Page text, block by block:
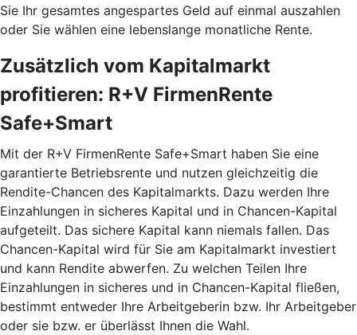
Sie Ihr gesamtes angespartes Geld auf einmal auszahlen
oder Sie wählen eine lebenslange monatliche Rente.
Zusätzlich vom Kapitalmarkt
profitieren: R+V FirmenRente
Safe+Smart
Mit der R+V FirmenRente Safe+Smart haben Sie eine
garantierte Betriebsrente und nutzen gleichzeitig die
Rendite-Chancen des Kapitalmarkts. Dazu werden Ihre
Einzahlungen in sicheres Kapital und in Chancen-Kapital
aufgeteilt. Das sichere Kapital kann niemals fallen. Das
Chancen-Kapital wird für Sie am Kapitalmarkt investiert
und kann Rendite abwerfen. Zu welchen Teilen Ihre
Einzahlungen in sicheres und in Chancen-Kapital fließen,
bestimmt entweder Ihre Arbeitgeberin bzw. Ihr Arbeitgeber
oder sie bzw. er überlässt Ihnen die Wahl.